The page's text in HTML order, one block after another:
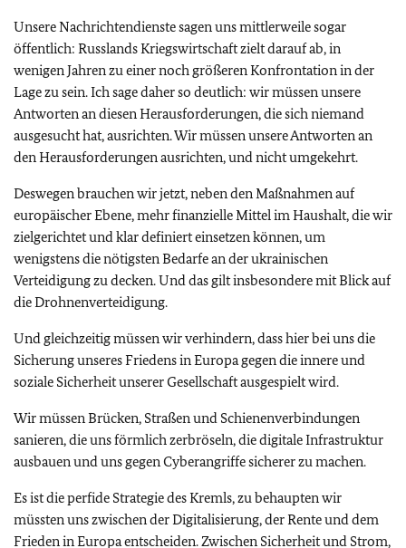
Unsere Nachrichtendienste sagen uns mittlerweile sogar
öffentlich: Russlands Kriegswirtschaft zielt darauf ab, in
wenigen Jahren zu einer noch größeren Konfrontation in der
Lage zu sein. Ich sage daher so deutlich: wir müssen unsere
Antworten an diesen Herausforderungen, die sich niemand
ausgesucht hat, ausrichten. Wir müssen unsere Antworten an
den Herausforderungen ausrichten, und nicht umgekehrt.
Deswegen brauchen wir jetzt, neben den Maßnahmen auf
europäischer Ebene, mehr finanzielle Mittel im Haushalt, die wir
zielgerichtet und klar definiert einsetzen können, um
wenigstens die nötigsten Bedarfe an der ukrainischen
Verteidigung zu decken. Und das gilt insbesondere mit Blick auf
die Drohnenverteidigung.
Und gleichzeitig müssen wir verhindern, dass hier bei uns die
Sicherung unseres Friedens in Europa gegen die innere und
soziale Sicherheit unserer Gesellschaft ausgespielt wird.
Wir müssen Brücken, Straßen und Schienenverbindungen
sanieren, die uns förmlich zerbröseln, die digitale Infrastruktur
ausbauen und uns gegen Cyberangriffe sicherer zu machen.
Es ist die perfide Strategie des Kremls, zu behaupten wir
müssten uns zwischen der Digitalisierung, der Rente und dem
Frieden in Europa entscheiden. Zwischen Sicherheit und Strom,